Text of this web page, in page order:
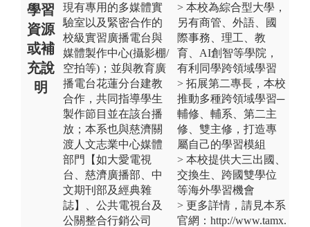
學習
資源
或補
充說
明
現有專用的多媒體實
驗室以及緊密合作的
校級實習廣播電台與
媒體製作中心(攝影棚/
空拍等)；並與教育廣
播電台花蓮分台建教
合作，共同指導學生
製作節目並在該台播
放；本系也與慈濟關
渡人文志業中心媒體
部門【如大愛電視
台、慈濟廣播部、中
文期刊部及經典雜
誌】、公共電視台及
公關整合行銷公司
> 本校為綜合型大學，
另有商管、外語、國
際事務、理工、教
育、AI創智等學院，
有利同學跨領域學習
> 拓展第二專長，本校
推動多種跨領域學習─
輔修、輔系、第二主
修、雙主修，打造專
屬自己的學習模組
> 本校提供大三出國、
交換生、跨國雙學位
等海外學習機會
> 更多詳情，請見本系
官網：http://www.tamx.